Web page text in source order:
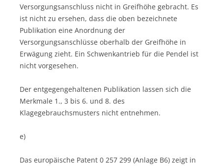
Versorgungsanschluss nicht in Greifhöhe gebracht. Es
ist nicht zu ersehen, dass die oben bezeichnete
Publikation eine Anordnung der
Versorgungsanschlüsse oberhalb der Greifhöhe in
Erwägung zieht. Ein Schwenkantrieb für die Pendel ist
nicht vorgesehen.
Der entgegengehaltenen Publikation lassen sich die
Merkmale 1., 3 bis 6. und 8. des
Klagegebrauchsmusters nicht entnehmen.
e)
Das europäische Patent 0 257 299 (Anlage B6) zeigt in